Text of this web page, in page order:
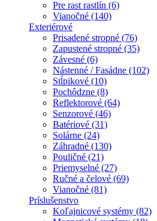
Pre rast rastlín (6)
Vianočné (140)
Exteriérové
Prisadené stropné (76)
Zapustené stropné (35)
Závesné (6)
Nástenné / Fasádne (102)
Stĺpikové (10)
Pochôdzne (8)
Reflektorové (64)
Senzorové (46)
Batériové (31)
Solárne (24)
Záhradné (130)
Pouličné (21)
Priemyselné (27)
Ručné a čelové (69)
Vianočné (81)
Príslušenstvo
Koľajnicové systémy (82)